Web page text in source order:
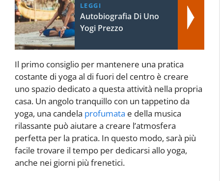
LEGGI
Autobiografia Di Uno
Yogi Prezzo
Il primo consiglio per mantenere una pratica
costante di yoga al di fuori del centro è creare
uno spazio dedicato a questa attività nella propria
casa. Un angolo tranquillo con un tappetino da
yoga, una candela profumata e della musica
rilassante può aiutare a creare l’atmosfera
perfetta per la pratica. In questo modo, sarà più
facile trovare il tempo per dedicarsi allo yoga,
anche nei giorni più frenetici.